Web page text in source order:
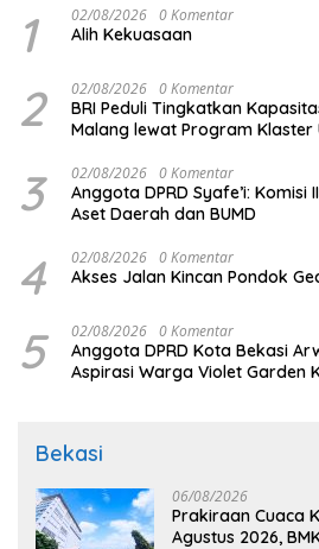
1 02/08/2026 0 Komentar
Alih Kekuasaan
2 02/08/2026 0 Komentar
BRI Peduli Tingkatkan
Malang lewat Program Klaster
3 02/08/2026 0 Komentar
Anggota DPRD Syafe’i: Komisi
Aset Daerah dan BUMD
4 02/08/2026 0 Komentar
Akses Jalan Kincan Pondok
5 02/08/2026 0 Komentar
Anggota DPRD Kota Bekasi
Aspirasi Warga Violet Garden
Bekasi
06/08/2026
Prakiraan Cuaca
Agustus 2026,